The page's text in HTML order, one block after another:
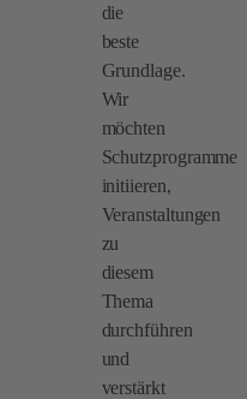
die
beste
Grundlage.
Wir
möchten
Schutzprogramme
initiieren,
Veranstaltungen
zu
diesem
Thema
durchführen
und
verstärkt